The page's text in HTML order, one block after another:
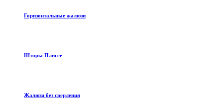
Горизонтальные жалюзи
Шторы Плиссе
Жалюзи без сверления